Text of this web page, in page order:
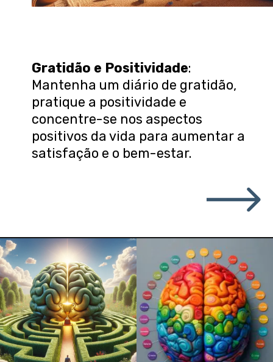
Gratidão e Positividade:
Mantenha um diário de gratidão,
pratique a positividade e
concentre-se nos aspectos
positivos da vida para aumentar a
satisfação e o bem-estar.